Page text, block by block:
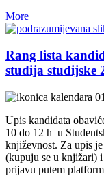
More
Rang lista
studija studijske
Upis kandidata
10 do 12 h u
književnost. Za upis
(kupuju se u knjižari)
prijavu putem